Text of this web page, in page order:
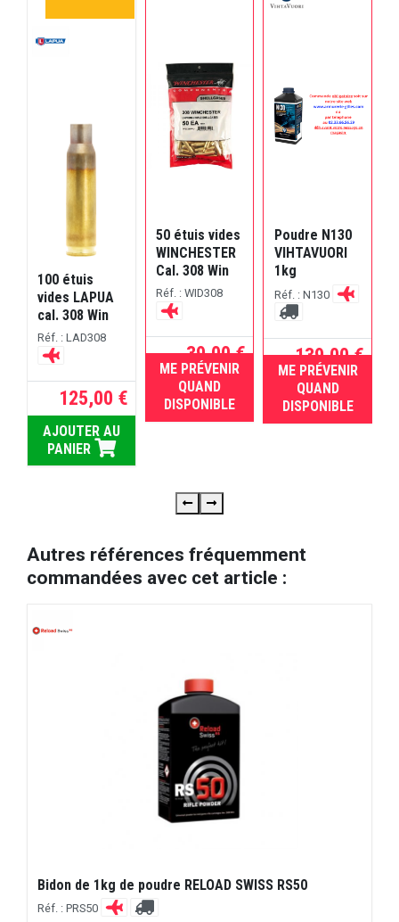
100 étuis
vides LAPUA
cal. 308 Win
Réf. : LAD308
125,00 €
AJOUTER AU
PANIER
50 étuis vides
WINCHESTER
Cal. 308 Win
Réf. : WID308
39,00 €
RUPTURE
ME PRÉVENIR
QUAND
DISPONIBLE
Poudre N130
VIHTAVUORI
1kg
Réf. : N130
139,00 €
RUPTURE
ME PRÉVENIR
QUAND
DISPONIBLE
Autres références fréquemment
commandées avec cet article :
Bidon de 1kg de poudre RELOAD SWISS RS50
Réf. : PRS50